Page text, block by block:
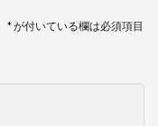
*が付いている欄は必須項目